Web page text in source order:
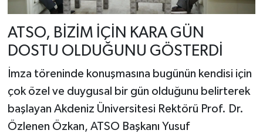
ATSO, BİZİM İÇİN KARA GÜN
DOSTU OLDUĞUNU GÖSTERDİ
İmza töreninde konuşmasına bugünün kendisi için
çok özel ve duygusal bir gün olduğunu belirterek
başlayan Akdeniz Üniversitesi Rektörü Prof. Dr.
Özlenen Özkan, ATSO Başkanı Yusuf